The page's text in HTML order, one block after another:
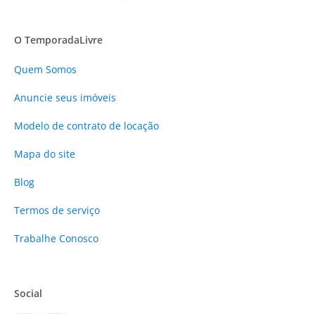
O TemporadaLivre
Quem Somos
Anuncie seus imóveis
Modelo de contrato de locação
Mapa do site
Blog
Termos de serviço
Trabalhe Conosco
Social